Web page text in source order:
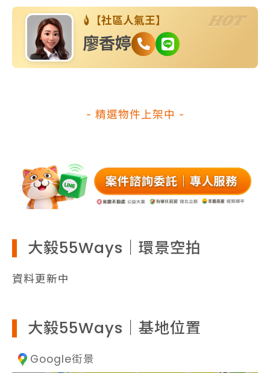
【社區人氣王】
廖香婷
HOT
- 精選物件上架中 -
大毅55Ways｜環景空拍
資料更新中
大毅55Ways｜基地位置
Google街景